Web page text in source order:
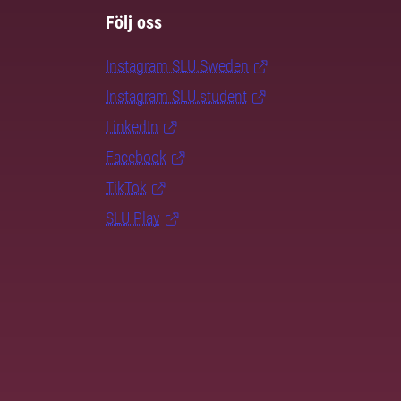
Följ oss
Instagram SLU.Sweden
Instagram SLU.student
LinkedIn
Facebook
TikTok
SLU Play